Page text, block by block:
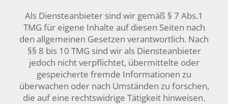
Als Diensteanbieter sind wir gemäß § 7 Abs.1
TMG für eigene Inhalte auf diesen Seiten nach
den allgemeinen Gesetzen verantwortlich. Nach
§§ 8 bis 10 TMG sind wir als Diensteanbieter
jedoch nicht verpflichtet, übermittelte oder
gespeicherte fremde Informationen zu
überwachen oder nach Umständen zu forschen,
die auf eine rechtswidrige Tätigkeit hinweisen.